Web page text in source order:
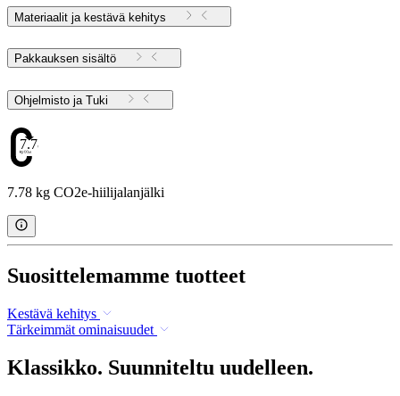
Materiaalit ja kestävä kehitys
Pakkauksen sisältö
Ohjelmisto ja Tuki
7.78
7.78 kg CO2e-hiilijalanjälki
Suosittelemamme tuotteet
Kestävä kehitys
Tärkeimmät ominaisuudet
Klassikko. Suunniteltu uudelleen.